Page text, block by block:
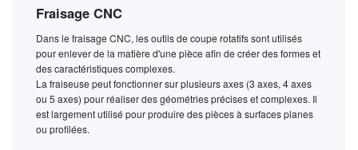
Fraisage CNC
Dans le fraisage CNC, les outils de coupe rotatifs sont utilisés
pour enlever de la matière d'une pièce afin de créer des formes et
des caractéristiques complexes.
La fraiseuse peut fonctionner sur plusieurs axes (3 axes, 4 axes
ou 5 axes) pour réaliser des géométries précises et complexes. Il
est largement utilisé pour produire des pièces à surfaces planes
ou profilées.